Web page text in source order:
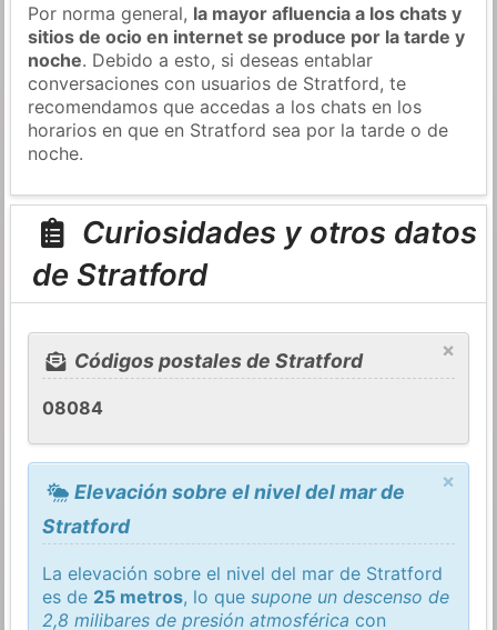
Por norma general, la mayor afluencia a los chats y
sitios de ocio en internet se produce por la tarde y
noche. Debido a esto, si deseas entablar
conversaciones con usuarios de Stratford, te
recomendamos que accedas a los chats en los
horarios en que en Stratford sea por la tarde o de
noche.
Curiosidades y otros datos
de Stratford
×
Códigos postales de Stratford
08084
×
Elevación sobre el nivel del mar de
Stratford
La elevación sobre el nivel del mar de Stratford
es de 25 metros, lo quesupone un descenso de
2,8 milibares de presión atmosférica con